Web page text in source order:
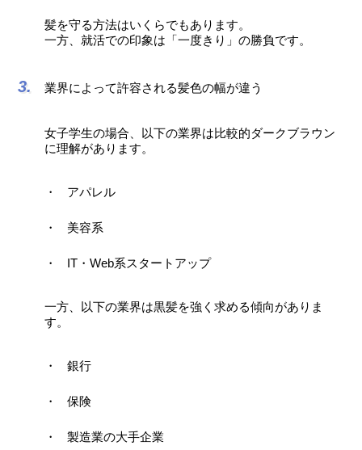
髪を守る方法はいくらでもあります。
一方、就活での印象は「一度きり」の勝負です。
業界によって許容される髪色の幅が違う
女子学生の場合、以下の業界は比較的ダークブラウン
に理解があります。
アパレル
美容系
IT・Web系スタートアップ
一方、以下の業界は黒髪を強く求める傾向がありま
す。
銀行
保険
製造業の大手企業